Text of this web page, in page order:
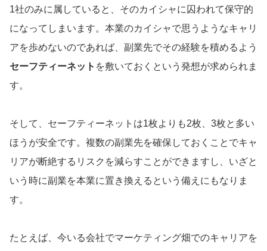
1社のみに属していると、そのカイシャに囚われて保守的
になってしまいます。本業のカイシャで思うようなキャリ
アを歩めないのであれば、副業先でその経験を積めるよう
セーフティーネット を敷いておくという発想が求められま
す。
そして、セーフティーネットは1枚よりも2枚、3枚と多い
ほうが安全です。複数の副業先を確保しておくことでキャ
リアが断絶するリスクを減らすことができますし、いざと
いう時に副業を本業に置き換えるという備えにもなりま
す。
たとえば、今いる会社でマーケティング畑でのキャリアを